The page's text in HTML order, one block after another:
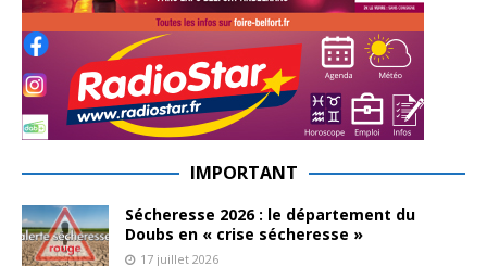
IMPORTANT
Sécheresse 2026 : le département du
Doubs en « crise sécheresse »
17 juillet 2026